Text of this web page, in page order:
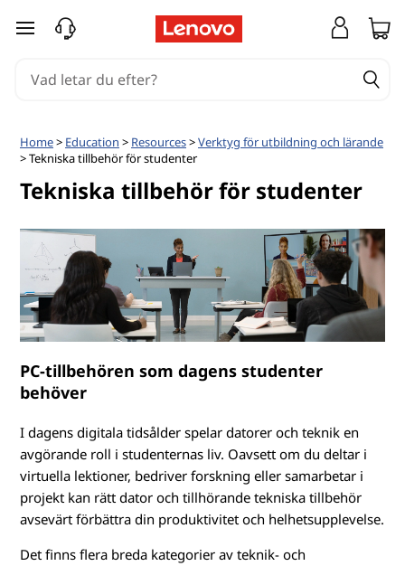
hoppa vidare till huvudinnehållet
Home> Education > Resources>Verktyg för utbildning och lärande
> Tekniska tillbehör för studenter
Tekniska tillbehör för studenter
PC-tillbehören som dagens studenter
behöver
I dagens digitala tidsålder spelar datorer och teknik en
avgörande roll i studenternas liv. Oavsett om du deltar i
virtuella lektioner, bedriver forskning eller samarbetar i
projekt kan rätt dator och tillhörande tekniska tillbehör
avsevärt förbättra din produktivitet och helhetsupplevelse.
Det finns flera breda kategorier av teknik- och